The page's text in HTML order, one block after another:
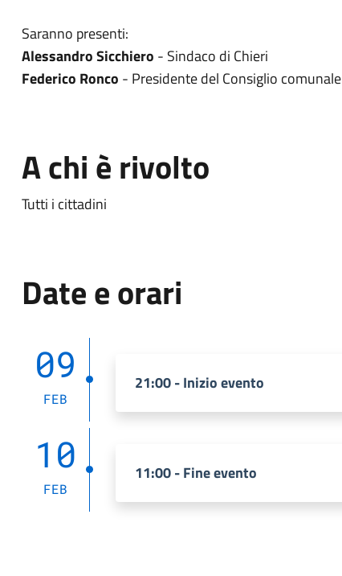
Saranno presenti:
Alessandro Sicchiero - Sindaco di Chieri
Federico Ronco - Presidente del Consiglio comunale
A chi è rivolto
Tutti i cittadini
Date e orari
09
FEB
21:00 - Inizio evento
10
FEB
11:00 - Fine evento